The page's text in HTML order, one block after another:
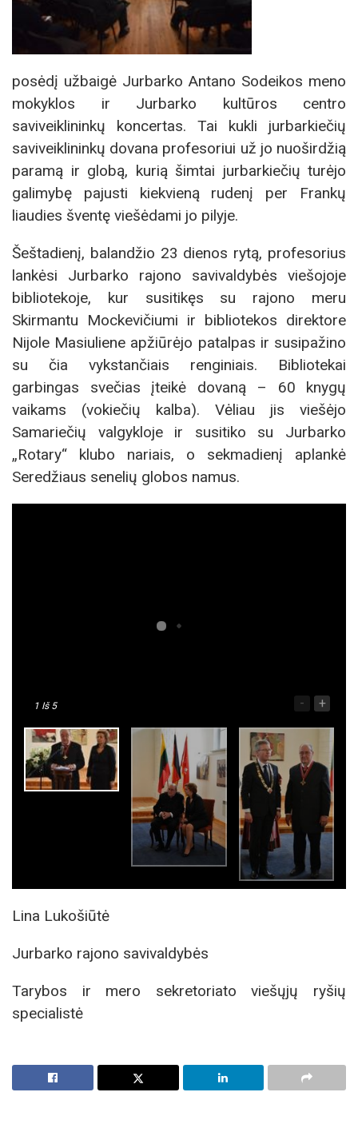
posėdį užbaigė Jurbarko Antano Sodeikos meno
mokyklos ir Jurbarko kultūros centro
saviveiklininkų koncertas. Tai kukli jurbarkiečių
saviveiklininkų dovana profesoriui už jo nuoširdžią
paramą ir globą, kurią šimtai jurbarkiečių turėjo
galimybę pajusti kiekvieną rudenį per Frankų
liaudies šventę viešėdami jo pilyje.
Šeštadienį, balandžio 23 dienos rytą, profesorius
lankėsi Jurbarko rajono savivaldybės viešojoje
bibliotekoje, kur susitikęs su rajono meru
Skirmantu Mockevičiumi ir bibliotekos direktore
Nijole Masiuliene apžiūrėjo patalpas ir susipažino
su čia vykstančiais renginiais. Bibliotekai
garbingas svečias įteikė dovaną – 60 knygų
vaikams (vokiečių kalba). Vėliau jis viešėjo
Samariečių valgykloje ir susitiko su Jurbarko
„Rotary“ klubo nariais, o sekmadienį aplankė
Seredžiaus senelių globos namus.
1 Iš 5 - +
Lina Lukošiūtė
Jurbarko rajono savivaldybės
Tarybos ir mero sekretoriato viešųjų ryšių
specialistė